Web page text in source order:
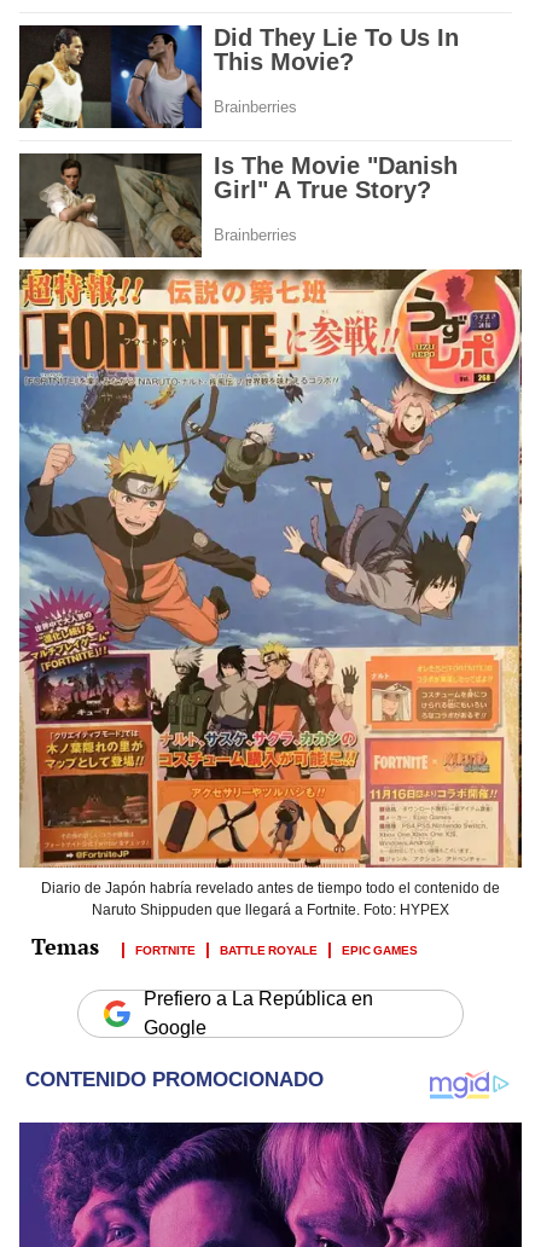
Diario de Japón habría revelado antes de tiempo todo el contenido de
Naruto Shippuden que llegará a Fortnite. Foto: HYPEX
FORTNITE BATTLE ROYALE EPIC GAMES
Prefiero a La República en
Google